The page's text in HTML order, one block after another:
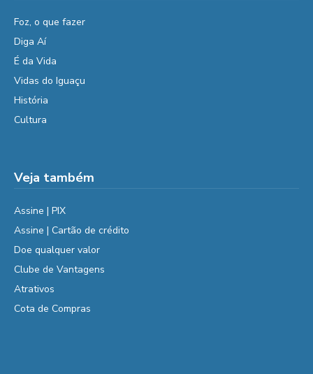
Foz, o que fazer
Diga Aí
É da Vida
Vidas do Iguaçu
História
Cultura
Veja também
Assine | PIX
Assine | Cartão de crédito
Doe qualquer valor
Clube de Vantagens
Atrativos
Cota de Compras